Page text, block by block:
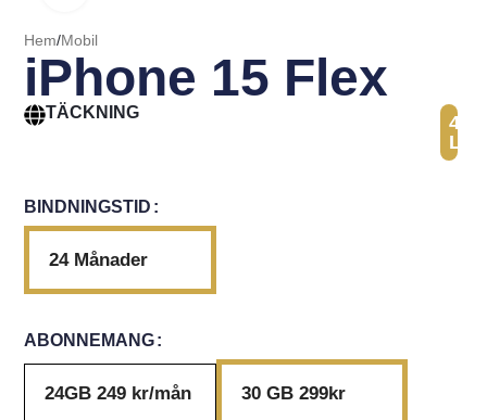
Hem/Mobil
iPhone 15 Flex
TÄCKNING
41
BINDNINGSTID
24 Månader
ABONNEMANG
24GB 249 kr/mån 30 GB 299kr